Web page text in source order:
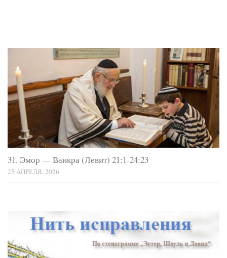
31. Эмор — Ваикра (Левит) 21:1-24:23
25 АПРЕЛЯ, 2026